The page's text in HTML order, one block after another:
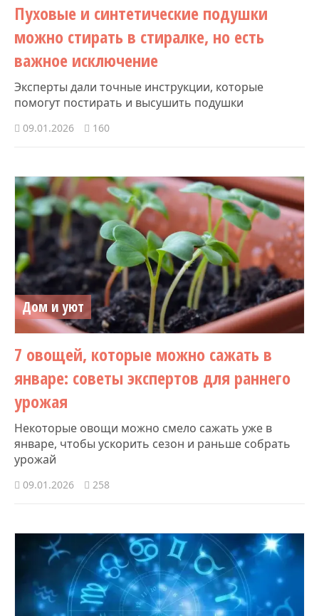
Пуховые и синтетические подушки
можно стирать в стиралке, но есть
важное исключение
Эксперты дали точные инструкции, которые
помогут постирать и высушить подушки
09.01.2026 160
Дом и уют
7 овощей, которые можно сажать в
январе: советы экспертов для раннего
урожая
Некоторые овощи можно смело сажать уже в
январе, чтобы ускорить сезон и раньше собрать
урожай
09.01.2026 258